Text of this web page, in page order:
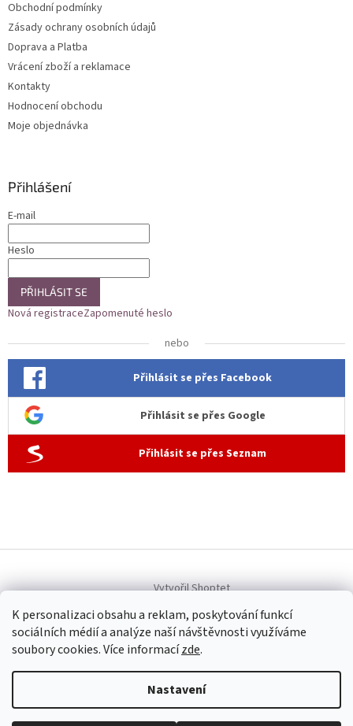
K personalizaci obsahu a reklam, poskytování funkcí
sociálních médií a analýze naší návštěvnosti využíváme
soubory cookies. Více informacízde.
Nastavení
Obchodní podmínky
Zásady ochrany osobních údajů
Doprava a Platba
Vrácení zboží a reklamace
Kontakty
Hodnocení obchodu
Moje objednávka
Přihlášení
E-mail
Heslo
PŘIHLÁSIT SE
Nová registraceZapomenuté heslo
nebo
Přihlásit se přes Facebook
Přihlásit se přes Google
Přihlásit se přes Seznam
Vytvořil Shoptet
Copyright 2026 Allen dámská móda. Všechna práva vyhrazena.
Upravit nastavení cookies
(www.allenfashion.cz): Iveta Šubrtová, Sídlo: U Remízku 292,